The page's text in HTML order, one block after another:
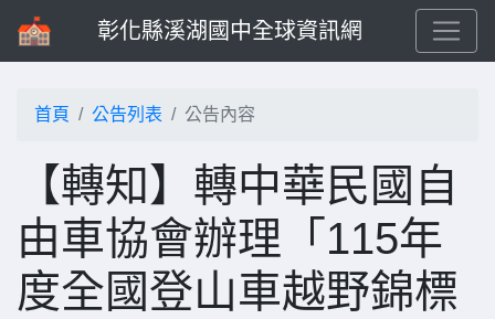
彰化縣溪湖國中全球資訊網
首頁 公告列表 公告內容
【轉知】轉中華民國自
由車協會辦理「115年
度全國登山車越野錦標